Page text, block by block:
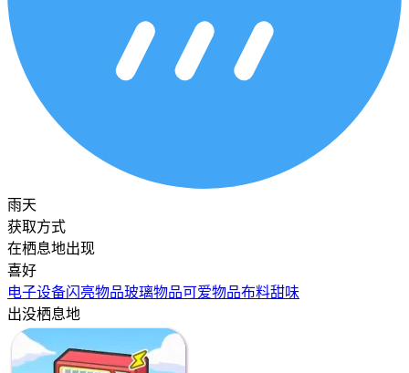
雨天
获取方式
在栖息地出现
喜好
电子设备闪亮物品玻璃物品可爱物品布料甜味
出没栖息地